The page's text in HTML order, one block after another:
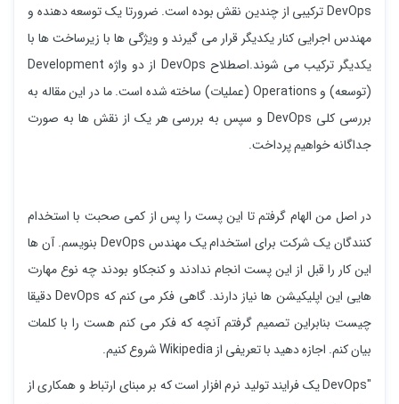
DevOps ترکیبی از چندین نقش بوده است. ضرورتا یک توسعه دهنده و
مهندس اجرایی کنار یکدیگر قرار می گیرند و ویژگی ها با زیرساخت ها با
یکدیگر ترکیب می شوند.اصطلاح DevOps از دو واژه Development
(توسعه) و Operations (عملیات) ساخته شده است. ما در این مقاله به
بررسی کلی DevOps و سپس به بررسی هر یک از نقش ها به صورت
جداگانه خواهیم پرداخت.
در اصل من الهام گرفتم تا این پست را پس از کمی صحبت با استخدام
کنندگان یک شرکت برای استخدام یک مهندس DevOps بنویسم. آن ها
این کار را قبل از این پست انجام ندادند و کنجکاو بودند چه نوع مهارت
هایی این اپلیکیشن ها نیاز دارند. گاهی فکر می کنم که DevOps دقیقا
چیست بنابراین تصمیم گرفتم آنچه که فکر می کنم هست را با کلمات
بیان کنم. اجازه دهید با تعریفی از Wikipedia شروع کنیم.
"DevOps یک فرایند تولید نرم افزار است که بر مبنای ارتباط و همکاری از